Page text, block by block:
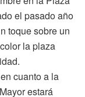
el pasado año
toque sobre un
la plaza
cuanto a la
estará